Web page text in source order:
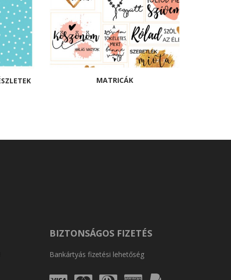
MATRICÁK
BIZTONSÁGOS FIZETÉS
Bankártyás fizetési lehetőség
Visa Mastercard
Diners AmexPayPal